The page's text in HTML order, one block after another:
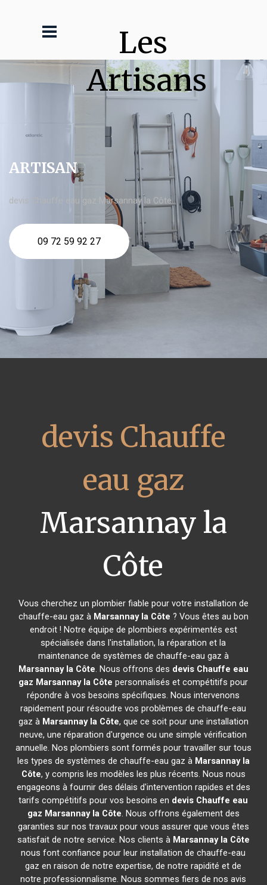
Les
Artisans
ARTISAN
devis Chauffe eau gaz Marsannay la Côte
09 72 59 92 27
devis Chauffe
eau gaz
Marsannay la
Côte
Vous cherchez un plombier fiable pour votre installation de
chauffe-eau gaz à Marsannay la Côte ? Vous êtes au bon
endroit ! Notre équipe de plombiers expérimentés est
spécialisée dans l'installation, la réparation et la
maintenance de systèmes de chauffe-eau gaz à
Marsannay la Côte. Nous offrons des devis Chauffe eau
gaz Marsannay la Côte personnalisés et compétitifs pour
répondre à vos besoins spécifiques. Nous intervenons
rapidement pour résoudre vos problèmes de chauffe-eau
gaz à Marsannay la Côte, que ce soit pour une installation
neuve, une réparation d'urgence ou une simple vérification
annuelle. Nos plombiers sont formés pour travailler sur tous
les types de systèmes de chauffe-eau gaz à Marsannay la
Côte, y compris les modèles les plus récents. Nous nous
engageons à fournir des délais d'intervention rapides et des
tarifs compétitifs pour vos besoins en devis Chauffe eau
gaz Marsannay la Côte. Nous offrons également des
garanties sur nos travaux pour vous assurer que vous êtes
satisfait de notre service. Nos clients à Marsannay la Côte
nous font confiance pour leur installation de chauffe-eau
gaz en raison de notre expertise, de notre rapidité et de
notre professionnalisme. Nous sommes fiers de nos avis